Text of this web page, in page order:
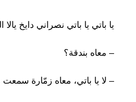
يا باتي يا باتي نصراني دايخ يالا
– معاه بندقة؟
– لا يا باتي، معاه زمّارة سمعت